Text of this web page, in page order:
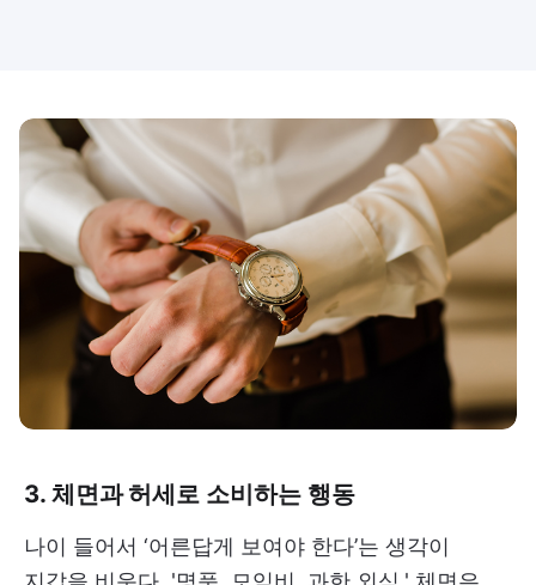
3. 체면과 허세로 소비하는 행동
나이 들어서 ‘어른답게 보여야 한다’는 생각이